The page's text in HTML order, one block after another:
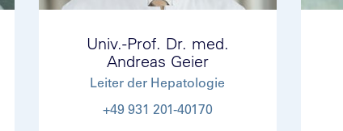
Univ.-Prof. Dr. med.
Andreas Geier
Leiter der Hepatologie
+49 931 201-40170